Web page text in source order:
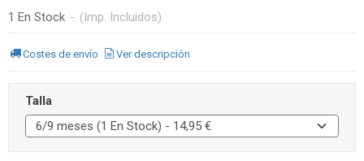
1 En Stock - (Imp. Incluidos)
Costes de envío Ver descripción
Talla